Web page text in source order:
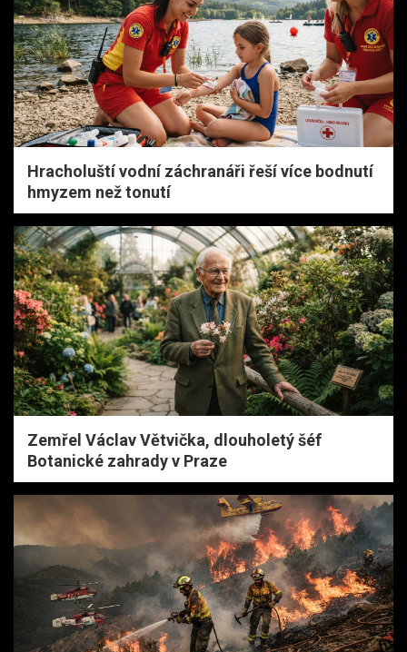
Hracholuští vodní záchranáři řeší více bodnutí
hmyzem než tonutí
Zemřel Václav Větvička, dlouholetý šéf
Botanické zahrady v Praze